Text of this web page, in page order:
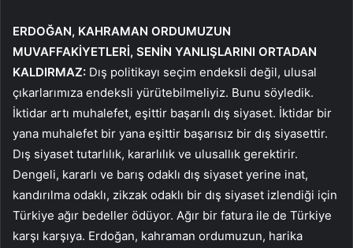
ERDOĞAN, KAHRAMAN ORDUMUZUN
MUVAFFAKİYETLERİ, SENİN YANLIŞLARINI ORTADAN
KALDIRMAZ: Dış politikayı seçim endeksli değil, ulusal
çıkarlarımıza endeksli yürütebilmeliyiz. Bunu söyledik.
İktidar artı muhalefet, eşittir başarılı dış siyaset. İktidar bir
yana muhalefet bir yana eşittir başarısız bir dış siyasettir.
Dış siyaset tutarlılık, kararlılık ve ulusallık gerektirir.
Dengeli, kararlı ve barış odaklı dış siyaset yerine inat,
kandırılma odaklı, zikzak odaklı bir dış siyaset izlendiği için
Türkiye ağır bedeller ödüyor. Ağır bir fatura ile de Türkiye
karşı karşıya. Erdoğan, kahraman ordumuzun, harika